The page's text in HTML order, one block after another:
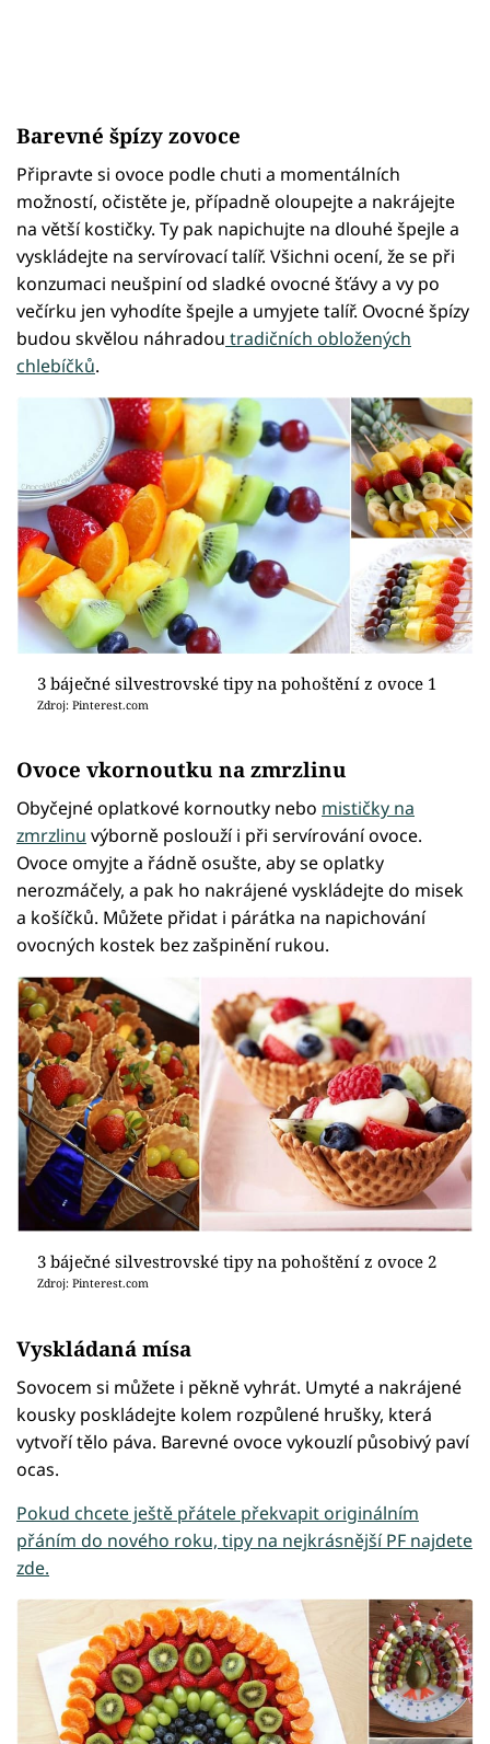
Barevné špízy zovoce
Připravte si ovoce podle chuti a momentálních
možností, očistěte je, případně oloupejte a nakrájejte
na větší kostičky. Ty pak napichujte na dlouhé špejle a
vyskládejte na servírovací talíř. Všichni ocení, že se při
konzumaci neušpiní od sladké ovocné šťávy a vy po
večírku jen vyhodíte špejle a umyjete talíř. Ovocné špízy
budou skvělou náhradou tradičních obložených
chlebíčků.
3 báječné silvestrovské tipy na pohoštění z ovoce 1
Zdroj: Pinterest.com
Ovoce vkornoutku na zmrzlinu
Obyčejné oplatkové kornoutky nebo mističky na
zmrzlinu výborně poslouží i při servírování ovoce.
Ovoce omyjte a řádně osušte, aby se oplatky
nerozmáčely, a pak ho nakrájené vyskládejte do misek
a košíčků. Můžete přidat i párátka na napichování
ovocných kostek bez zašpinění rukou.
3 báječné silvestrovské tipy na pohoštění z ovoce 2
Zdroj: Pinterest.com
Vyskládaná mísa
Sovocem si můžete i pěkně vyhrát. Umyté a nakrájené
kousky poskládejte kolem rozpůlené hrušky, která
vytvoří tělo páva. Barevné ovoce vykouzlí působivý paví
ocas.
Pokud chcete ještě přátele překvapit originálním
přáním do nového roku, tipy na nejkrásnější PF najdete
zde.